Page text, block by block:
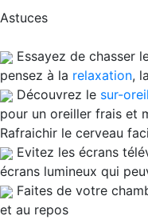
Astuces
Essayez de chasser
pensez à la relaxation,
Découvrez le sur-
pour un oreiller frais et
Rafraichir le cerveau
Evitez les écrans
écrans lumineux qui
Faites de votre
et au repos